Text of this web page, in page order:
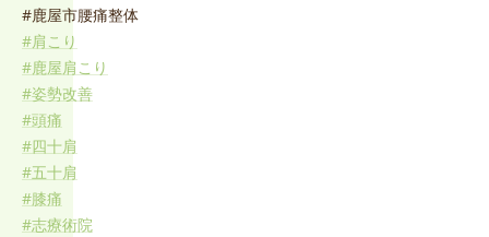
#鹿屋市腰痛整体
#肩こり
#鹿屋肩こり
#姿勢改善
#頭痛
#四十肩
#五十肩
#膝痛
#志療術院